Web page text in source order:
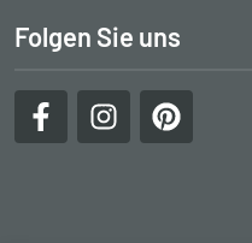
Folgen Sie uns